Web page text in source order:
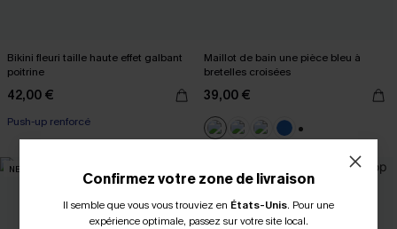
Bikini fleuri taille haute effet galbant
poitrine
42,00 €
Push-up renforcé
Maillot de bain une pièce bleu à
bretelles croisées
39,00 €
NEW
Confirmez votre zone de livraison
Il semble que vous vous trouviez en États-Unis. Pour une
expérience optimale, passez sur votre site local.